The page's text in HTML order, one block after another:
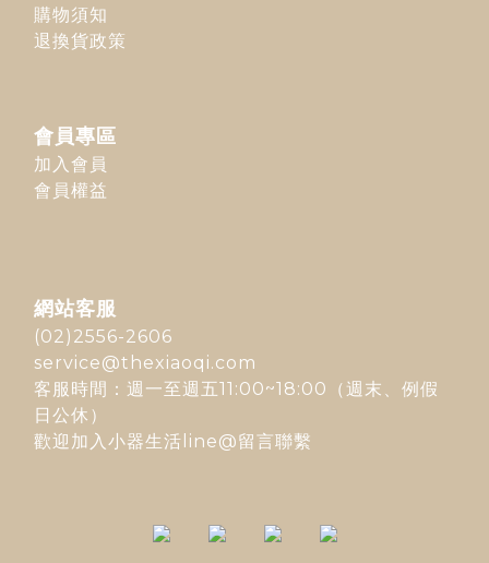
購物須知
退換貨政策
會員專區
加入會員
會員權益
網站客服
(02)2556-2606
service@thexiaoqi.com
客服時間：週一至週五11:00~18:00（週末、例假
日公休）
歡迎加入 小器生活line@留言聯繫